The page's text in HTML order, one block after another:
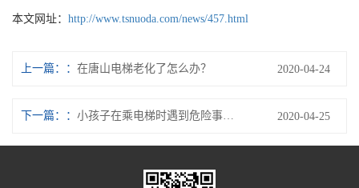
本文网址： http://www.tsnuoda.com/news/457.html
上一篇： 在唐山电梯老化了怎么办？ 2020-04-24
下一篇： 2020-04-25